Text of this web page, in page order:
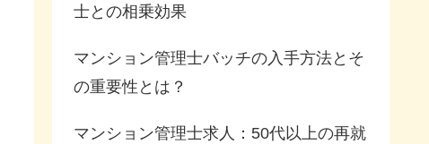
士との相乗効果
マンション管理士バッチの入手方法とそ
の重要性とは？
マンション管理士求人：50代以上の再就